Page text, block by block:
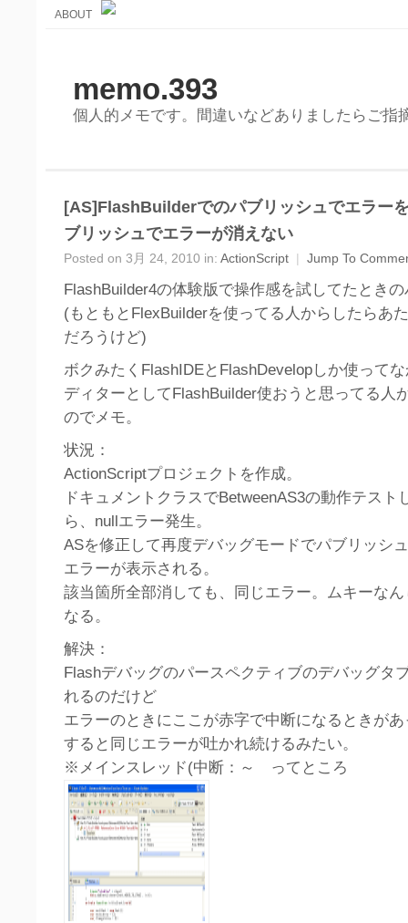
ABOUT
memo.393
個人的メモです。間違いなどありましたらご指
[AS]FlashBuilderでのパブリッシュでエラー
ブリッシュでエラーが消えない
Posted on 3月 24, 2010 in: ActionScript | Jump To
FlashBuilder4の体験版で操作感を試してたとき
(もともとFlexBuilderを使ってる人からしたらあ
だろうけど)
ボクみたくFlashIDEとFlashDevelopしか使って
ディターとしてFlashBuilder使おうと思ってる人
のでメモ。
状況：
ActionScriptプロジェクトを作成。
ドキュメントクラスでBetweenAS3の動作テスト
ら、nullエラー発生。
ASを修正して再度デバッグモードでパブリッシ
エラーが表示される。
該当箇所全部消しても、同じエラー。ムキーな
なる。
解決：
Flashデバッグのパースペクティブのデバッグタ
れるのだけど
エラーのときにここが赤字で中断になるときが
すると同じエラーが吐かれ続けるみたい。
※メインスレッド(中断：～ ってところ